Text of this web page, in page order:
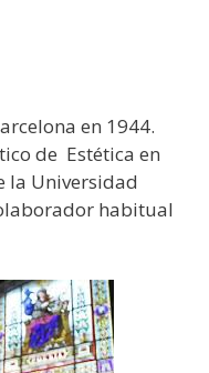
en 1944.
de Estética en
la Universidad
habitual